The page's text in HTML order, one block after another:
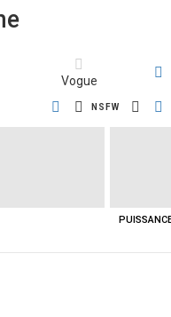
Vogue
FOLLOW
NSFW